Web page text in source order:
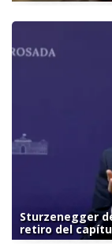
Sturzenegger
retiro del